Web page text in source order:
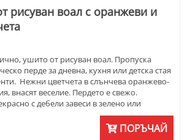
рисуван воал с оранжеви и
ушито от рисуван воал. Пропуска
перде за дневна, кухня или детска стая
Нежни цветчета в слънчева оранжево-
внасят веселие. Пердето е свежо.
с дебели завеси в зелено или
покривки за маса. Пердетата са готови
се и на плат.
ПОРЪЧАЙ